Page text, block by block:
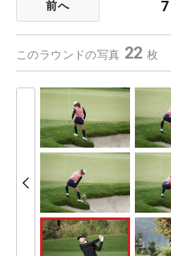
前へ 7
このラウンドの写真 22枚